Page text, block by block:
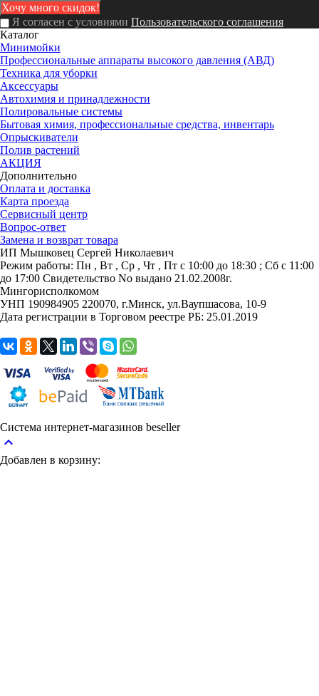
Я согласен с условиями Пользовательского соглашения
Каталог
Минимойки
Профессиональные аппараты высокого давления (АВД)
Техника для уборки
Аксессуары
Автохимия и принадлежности
Полировальные системы
Бытовая химия, профессиональные средства, инвентарь
Опрыскиватели
Полив растений
АКЦИЯ
Дополнительно
Оплата и доставка
Карта проезда
Сервисный центр
Вопрос-ответ
Замена и возврат товара
ИП Мышковец Сергей Николаевич
Режим работы: Пн , Вт , Ср , Чт , Пт c 10:00 до 18:30 ; Сб c 11:00
до 17:00 Свидетельство No выдано 21.02.2008г.
Мингорисполкомом
УНП 190984905 220070, г.Минск, ул.Ваупшасова, 10-9
Дата регистрации в Торговом реестре РБ: 25.01.2019
Система интернет-магазинов beseller
keyboard_arrow_up
Добавлен в корзину: